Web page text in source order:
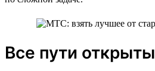
Все пути открыты